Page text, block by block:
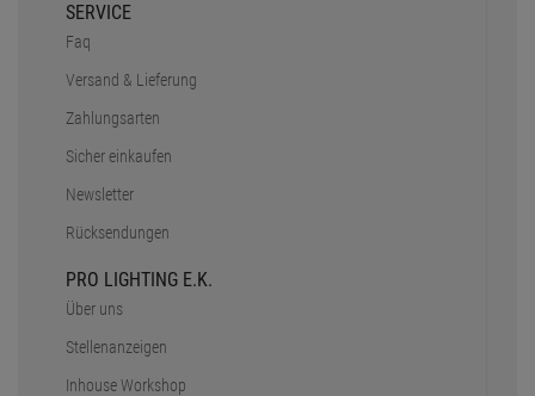
SERVICE
Faq
Versand & Lieferung
Zahlungsarten
Sicher einkaufen
Newsletter
Rücksendungen
PRO LIGHTING E.K.
Über uns
Stellenanzeigen
Inhouse Workshop